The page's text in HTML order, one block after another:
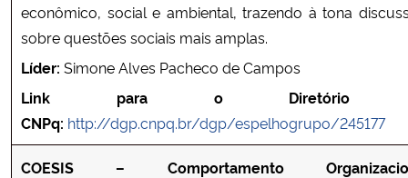
econômico, social e ambiental, trazendo à tona
sobre questões sociais mais amplas.
Líder: Simone Alves Pacheco de Campos
Link para o Diretório
CNPq: http://dgp.cnpq.br/dgp/espelhogrupo/245177
COESIS – Comportamento